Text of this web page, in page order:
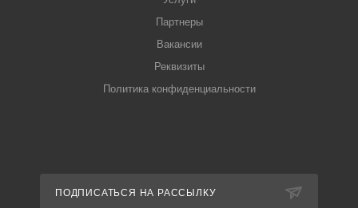
Партнеры
Вакансии
Реквизиты
Политика конфиденциальности
ПОДПИСАТЬСЯ НА РАССЫЛКУ